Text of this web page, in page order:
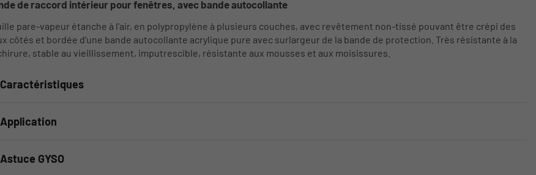
de raccord intérieur pour fenêtres, avec bande autocollante
pare-vapeur étanche à l'air, en polypropylène à plusieurs couches, avec revêtement non-tissé pouvant être crépi des
côtés et bordée d'une bande autocollante acrylique pure avec surlargeur de la bande de protection. Très résistante à la
stable au vieillissement, imputrescible, résistante aux mousses et aux moisissures.
Caractéristiques
Application
Astuce GYSO